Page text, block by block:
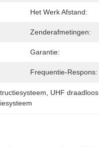
Het Werk Afstand:
Zenderafmetingen:
Garantie:
Frequentie-Respons:
UHF